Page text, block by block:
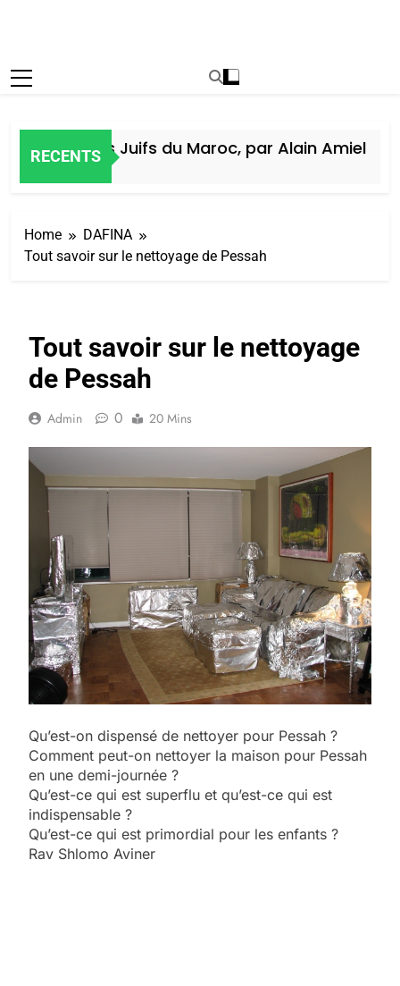
RECENTS
des Juifs du Maroc, par Alain Amiel
Home
DAFINA
Tout savoir sur le nettoyage de Pessah
Tout savoir sur le nettoyage
de Pessah
Admin 0 20 Mins
Qu’est-on dispensé de nettoyer pour Pessah ?
Comment peut-on nettoyer la maison pour Pessah
en une demi-journée ?
Qu’est-ce qui est superflu et qu’est-ce qui est
indispensable ?
Qu’est-ce qui est primordial pour les enfants ?
Rav Shlomo Aviner